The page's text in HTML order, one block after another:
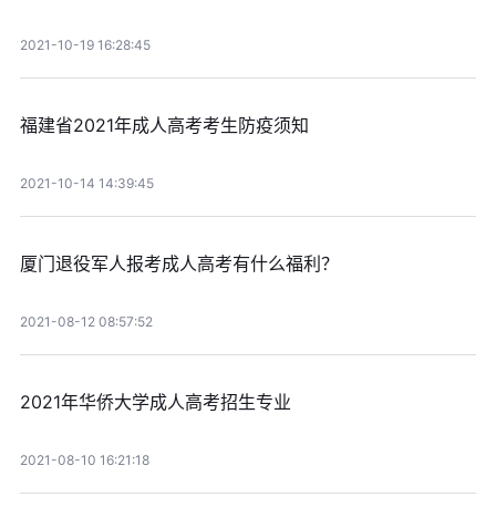
2021-10-19 16:28:45
福建省2021年成人高考考生防疫须知
2021-10-14 14:39:45
厦门退役军人报考成人高考有什么福利？
2021-08-12 08:57:52
2021年华侨大学成人高考招生专业
2021-08-10 16:21:18